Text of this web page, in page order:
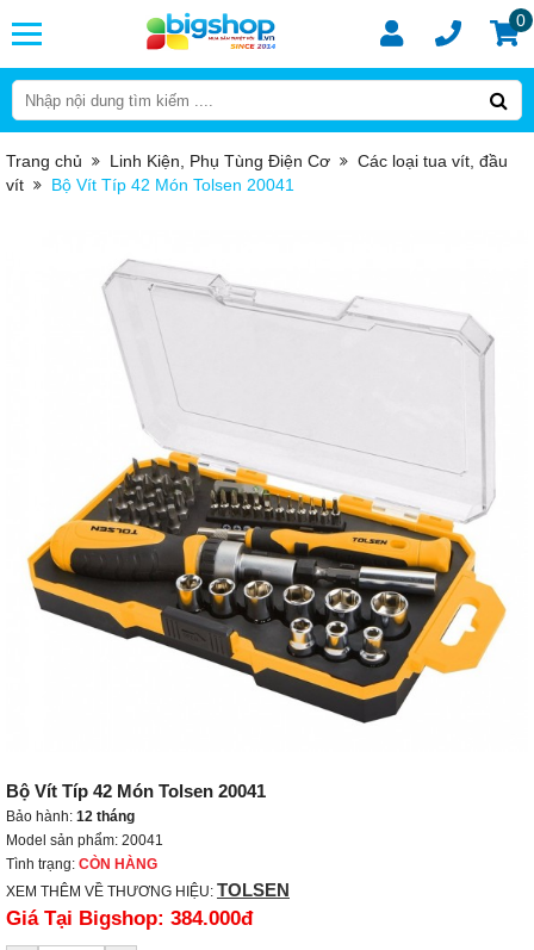
0
Trang chủ Linh Kiện, Phụ Tùng Điện Cơ
Các loại tua vít, đầu
vít
Bộ Vít Típ 42 Món Tolsen 20041
Bộ Vít Típ 42 Món Tolsen 20041
Bảo hành: 12 tháng
Model sản phẩm: 20041
Tình trạng: CÒN HÀNG
XEM THÊM VỀ THƯƠNG HIỆU: TOLSEN
Giá Tại Bigshop: 384.000đ